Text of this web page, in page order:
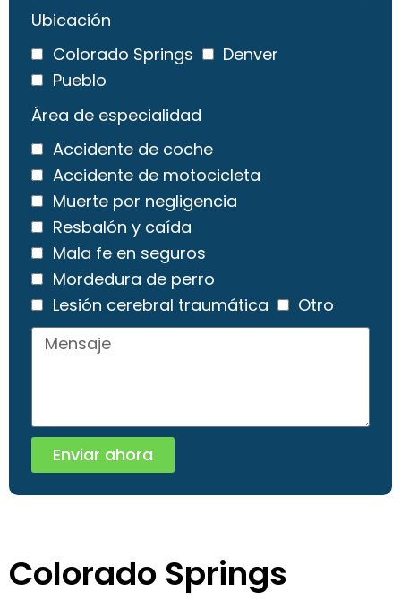
Ubicación
Colorado Springs
Denver
Pueblo
Área de especialidad
Accidente de coche
Accidente de motocicleta
Muerte por negligencia
Resbalón y caída
Mala fe en seguros
Mordedura de perro
Lesión cerebral traumática
Otro
Enviar ahora
Colorado Springs